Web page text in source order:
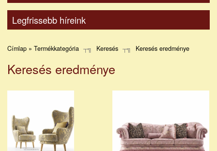
Legfrissebb híreink
Címlap » Termékkategória Keresés Keresés eredménye
Keresés eredménye